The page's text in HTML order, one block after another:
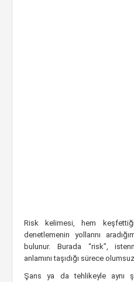
Risk kelimesi, hem
denetlemenin yollarını
bulunur. Burada “risk”,
anlamını taşıdığı sürece
Şans ya da tehlikeyle aynı